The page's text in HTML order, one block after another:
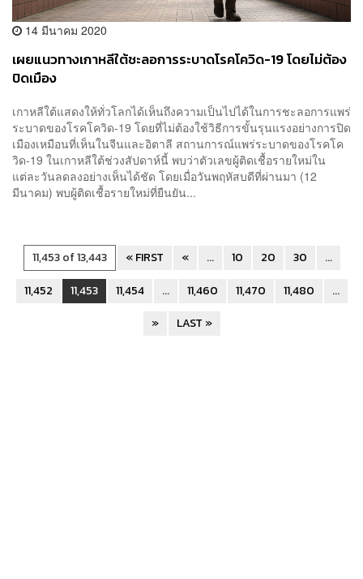
14 มีนาคม 2020
เผยแนวทางเกาหลีใต้ชะลอการระบาดโรคโควิด-19 โดยไม่ต้อง
ปิดเมือง
เกาหลีใต้แสดงให้ทั่วโลกได้เห็นถึงความเป็นไปได้ในการชะลอการแพร่
ระบาดของโรคโควิด-19 โดยที่ไม่ต้องใช้วิธีการขั้นรุนแรงอย่างการปิด
เมืองเหมือนที่เห็นในจีนและอิตาลี สถานการณ์แพร่ระบาดของโรคโค
วิด-19 ในเกาหลีใต้ช่วงสัปดาห์นี้ พบว่าตัวเลขผู้ติดเชื้อรายใหม่ใน
แต่ละวันลดลงอย่างเห็นได้ชัด โดยเมื่อวันพฤหัสบดีที่ผ่านมา (12
มีนาคม) พบผู้ติดเชื้อรายใหม่ที่ยืนยัน...
11,453 of 13,443 « FIRST « ... 10 20 30
...
11,452
11,453 11,454 ... 11,460 11,470 11,480
...
»
LAST »